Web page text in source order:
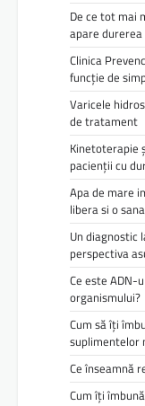
De ce tot mai
apare durerea
Clinica
funcție de
Varicele
de tratament
Kinetoterapie
pacienții cu
Apa de mare
libera si o
Un diagnostic
perspectiva
Ce este ADN-
organismului?
Cum să îți
suplimentelor
Ce înseamnă
Cum îți